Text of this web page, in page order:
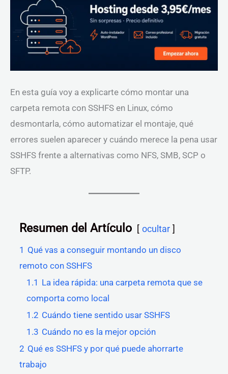
En esta guía voy a explicarte cómo montar una
carpeta remota con SSHFS en Linux, cómo
desmontarla, cómo automatizar el montaje, qué
errores suelen aparecer y cuándo merece la pena usar
SSHFS frente a alternativas como NFS, SMB, SCP o
SFTP.
Resumen del Artículo ocultar
1 Qué vas a conseguir montando un disco
remoto con SSHFS
1.1 La idea rápida: una carpeta remota que se
comporta como local
1.2 Cuándo tiene sentido usar SSHFS
1.3 Cuándo no es la mejor opción
2 Qué es SSHFS y por qué puede ahorrarte
trabajo